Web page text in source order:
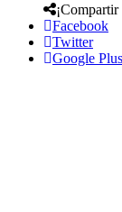
¡Compartir
Facebook
Twitter
Google Plus